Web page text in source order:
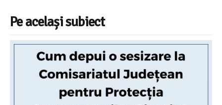
Pe același subiect